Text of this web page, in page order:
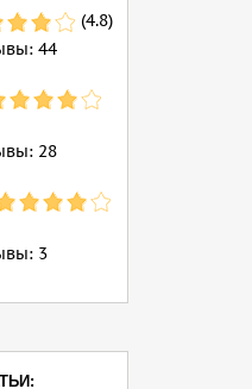
(4.8)
44
28
3